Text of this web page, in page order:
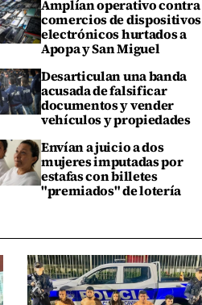
Amplían operativo contra
comercios de dispositivos
electrónicos hurtados a
Apopa y San Miguel
Desarticulan una banda
acusada de falsificar
documentos y vender
vehículos y propiedades
Envían a juicio a dos
mujeres imputadas por
estafas con billetes
"premiados" de lotería